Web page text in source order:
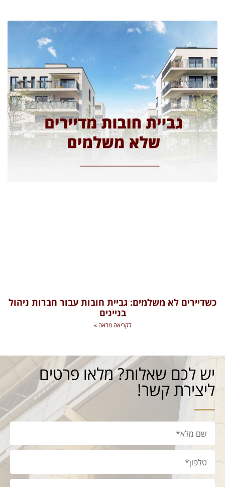
כשדיירים לא משלמים: גביית חובות עבור חברות ניהול
בניינים
לקריאה מלאה »
יש לכם שאלות? מלאו פרטים
ליצירת קשר!